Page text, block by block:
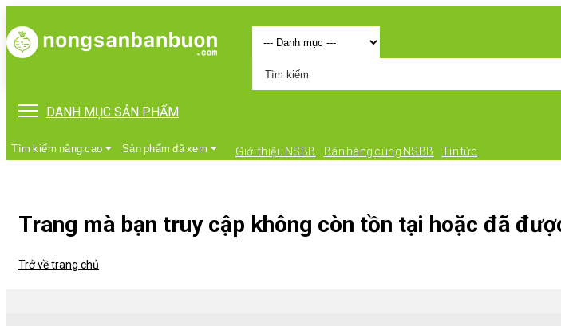
DANH MỤC SẢN PHẨM
Tìm kiếm nâng cao Sản phẩm đã xem Giới thiệu NSBB Bán hàng cùng NSBB Tin tức
Trang mà bạn truy cập không còn tồn tại hoặc đã
Trở về trang chủ